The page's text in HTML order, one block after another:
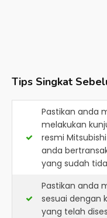
Tips Singkat
Pastikan anda
melakukan
resmi
anda
yang sudah
Pastikan anda
sesuai dengan
yang telah